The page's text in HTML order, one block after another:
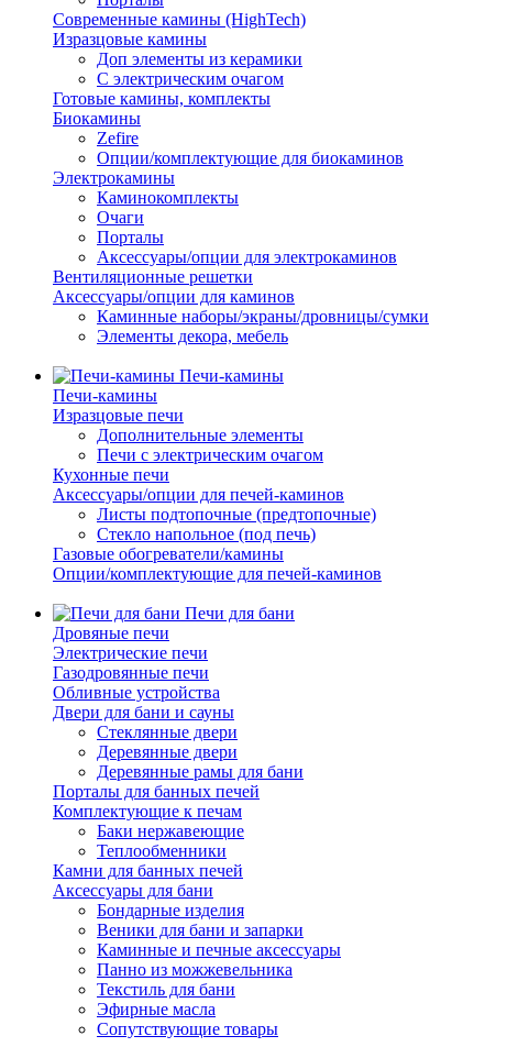
Современные камины (HighTech)
Изразцовые камины
Доп элементы из керамики
С электрическим очагом
Готовые камины, комплекты
Биокамины
Zefire
Опции/комплектующие для биокаминов
Электрокамины
Каминокомплекты
Очаги
Порталы
Аксессуары/опции для электрокаминов
Вентиляционные решетки
Аксессуары/опции для каминов
Каминные наборы/экраны/дровницы/сумки
Элементы декора, мебель
Печи-камины
Печи-камины
Изразцовые печи
Дополнительные элементы
Печи с электрическим очагом
Кухонные печи
Аксессуары/опции для печей-каминов
Листы подтопочные (предтопочные)
Стекло напольное (под печь)
Газовые обогреватели/камины
Опции/комплектующие для печей-каминов
Печи для бани
Дровяные печи
Электрические печи
Газодровянные печи
Обливные устройства
Двери для бани и сауны
Стеклянные двери
Деревянные двери
Деревянные рамы для бани
Порталы для банных печей
Комплектующие к печам
Баки нержавеющие
Теплообменники
Камни для банных печей
Аксессуары для бани
Бондарные изделия
Веники для бани и запарки
Каминные и печные аксессуары
Панно из можжевельника
Текстиль для бани
Эфирные масла
Сопутствующие товары